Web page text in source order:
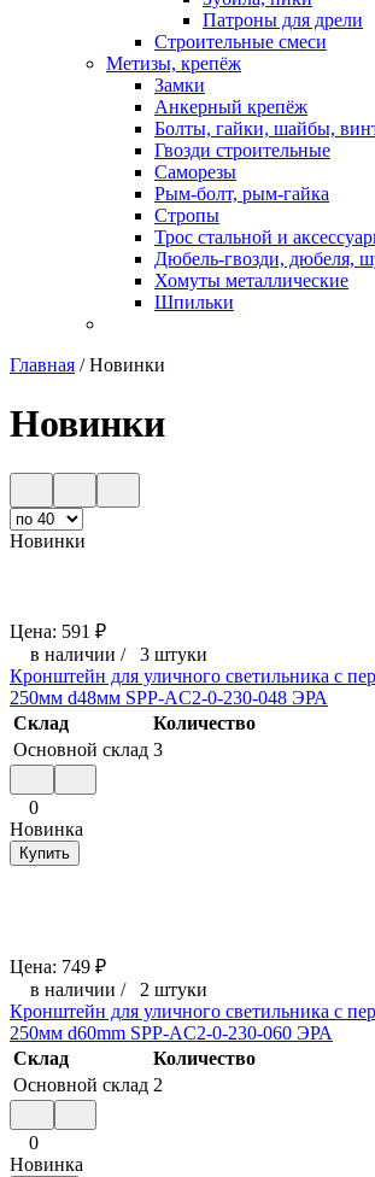
Патроны для дрели
Строительные смеси
Метизы, крепёж
Замки
Анкерный крепёж
Болты, гайки, шайбы,
Гвозди строительные
Саморезы
Рым-болт, рым-гайка
Стропы
Трос стальной и
Дюбель-гвозди, дюбеля,
Хомуты металлические
Шпильки
Главная /Новинки
Новинки
Новинки
Цена: 591 ₽
в наличии / 3 штуки
Кронштейн для уличного светильника с
250мм d48мм SPP-AC2-0-230-048 ЭРА
Склад
Количество
Основной склад 3
0
Новинка
Купить
Цена: 749 ₽
в наличии / 2 штуки
Кронштейн для уличного светильника с
250мм d60mm SPP-AC2-0-230-060 ЭРА
Склад
Количество
Основной склад 2
0
Новинка